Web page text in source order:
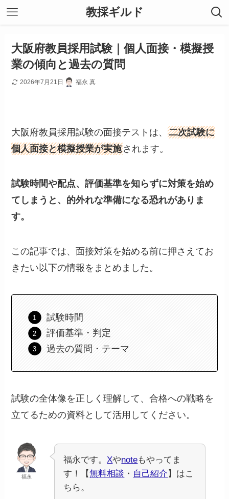
教採ギルド
大阪府教員採用試験｜個人面接・模擬授
業の傾向と過去の質問
2026年7月21日 福永 真
大阪府教員採用試験の面接テストは、二次試験に
個人面接と模擬授業が実施されます。
試験時間や配点、評価基準を知らずに対策を始め
てしまうと、的外れな準備になる恐れがありま
す。
この記事では、面接対策を始める前に押さえてお
きたい以下の情報をまとめました。
試験時間
評価基準・判定
過去の質問・テーマ
試験の全体像を正しく理解して、合格への戦略を
立てるための資料として活用してください。
福永
福永です。 Xやnoteもやってま
す！【無料相談 ・ 自己紹介 】はこ
ちら。